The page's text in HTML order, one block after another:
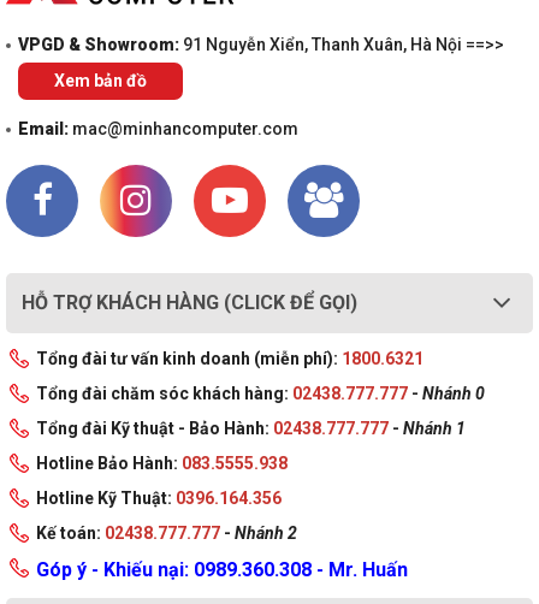
VPGD & Showroom: 91 Nguyễn Xiển, Thanh Xuân, Hà Nội ==>>
Xem bản đồ
Email: mac@minhancomputer.com
HỖ TRỢ KHÁCH HÀNG (CLICK ĐỂ GỌI)
Tổng đài tư vấn kinh doanh (miễn phí): 1800.6321
Tổng đài chăm sóc khách hàng: 02438.777.777 - Nhánh 0
Tổng đài Kỹ thuật - Bảo Hành: 02438.777.777 - Nhánh 1
Hotline Bảo Hành: 083.5555.938
Hotline Kỹ Thuật: 0396.164.356
Kế toán: 02438.777.777 - Nhánh 2
Góp ý - Khiếu nại: 0989.360.308 - Mr. Huấn